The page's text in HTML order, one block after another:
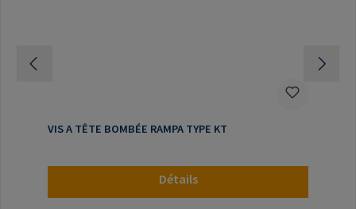
VIS A TÊTE BOMBÉE RAMPA TYPE KT
Détails